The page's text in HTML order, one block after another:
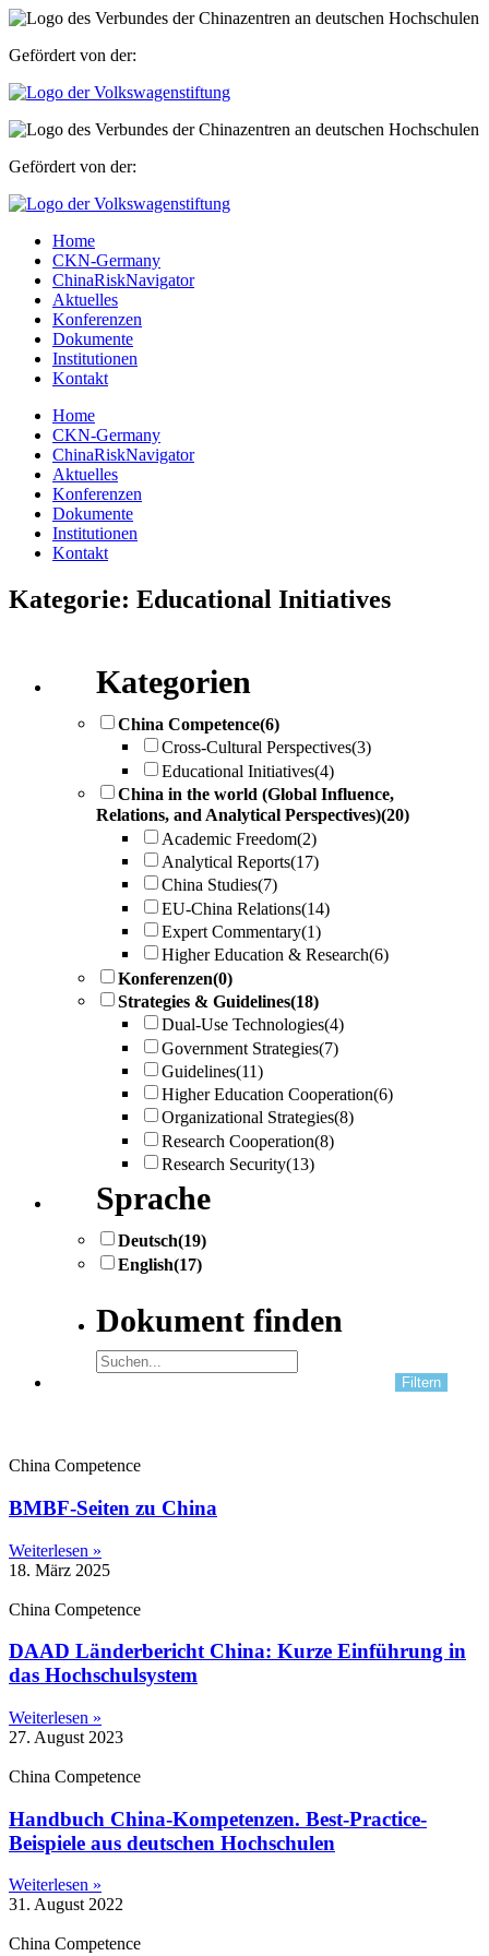
Gefördert von der:
Gefördert von der:
Home
CKN-Germany
ChinaRiskNavigator
Aktuelles
Konferenzen
Dokumente
Institutionen
Kontakt
Home
CKN-Germany
ChinaRiskNavigator
Aktuelles
Konferenzen
Dokumente
Institutionen
Kontakt
Kategorie: Educational Initiatives
Kategorien
China Competence(6)
Cross-Cultural Perspectives(3)
Educational Initiatives(4)
China in the world (Global Influence,
Relations, and Analytical Perspectives)(20)
Academic Freedom(2)
Analytical Reports(17)
China Studies(7)
EU-China Relations(14)
Expert Commentary(1)
Higher Education & Research(6)
Konferenzen(0)
Strategies & Guidelines(18)
Dual-Use Technologies(4)
Government Strategies(7)
Guidelines(11)
Higher Education Cooperation(6)
Organizational Strategies(8)
Research Cooperation(8)
Research Security(13)
Sprache
Deutsch(19)
English(17)
Dokument finden
China Competence
BMBF-Seiten zu China
Weiterlesen »
18. März 2025
China Competence
DAAD Länderbericht China: Kurze Einführung in
das Hochschulsystem
Weiterlesen »
27. August 2023
China Competence
Handbuch China-Kompetenzen. Best-Practice-
Beispiele aus deutschen Hochschulen
Weiterlesen »
31. August 2022
China Competence